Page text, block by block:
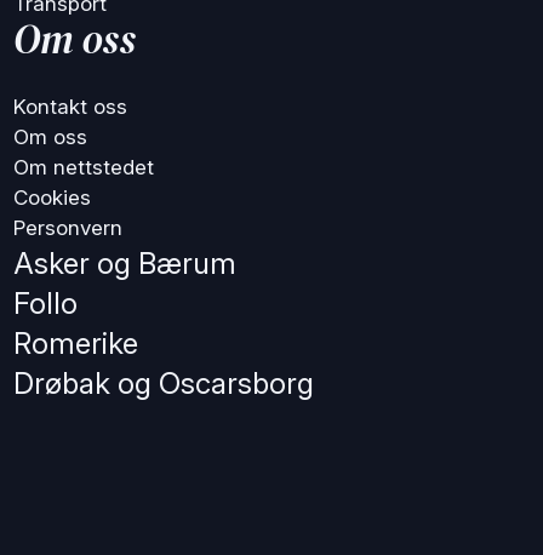
Om oss
Kontakt oss
Om oss
Om nettstedet
Cookies
Personvern
Asker og Bærum
Follo
Romerike
Drøbak og Oscarsborg